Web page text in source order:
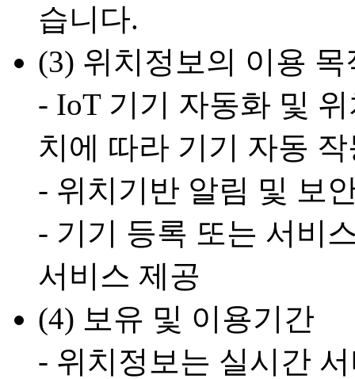
습니다.
(3) 위치정보의 이용 목
- IoT 기기 자동화 및
치에 따라 기기 자동
- 위치기반 알림 및 보
- 기기 등록 또는 서비
서비스 제공
(4) 보유 및 이용기간
- 위치정보는 실시간